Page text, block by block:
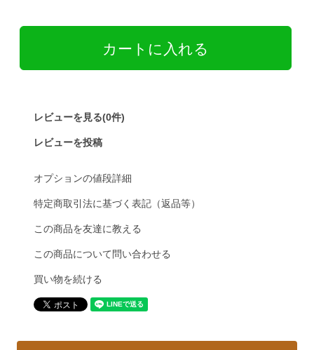
レビューを見る(0件)
レビューを投稿
オプションの値段詳細
特定商取引法に基づく表記（返品等）
この商品を友達に教える
この商品について問い合わせる
買い物を続ける